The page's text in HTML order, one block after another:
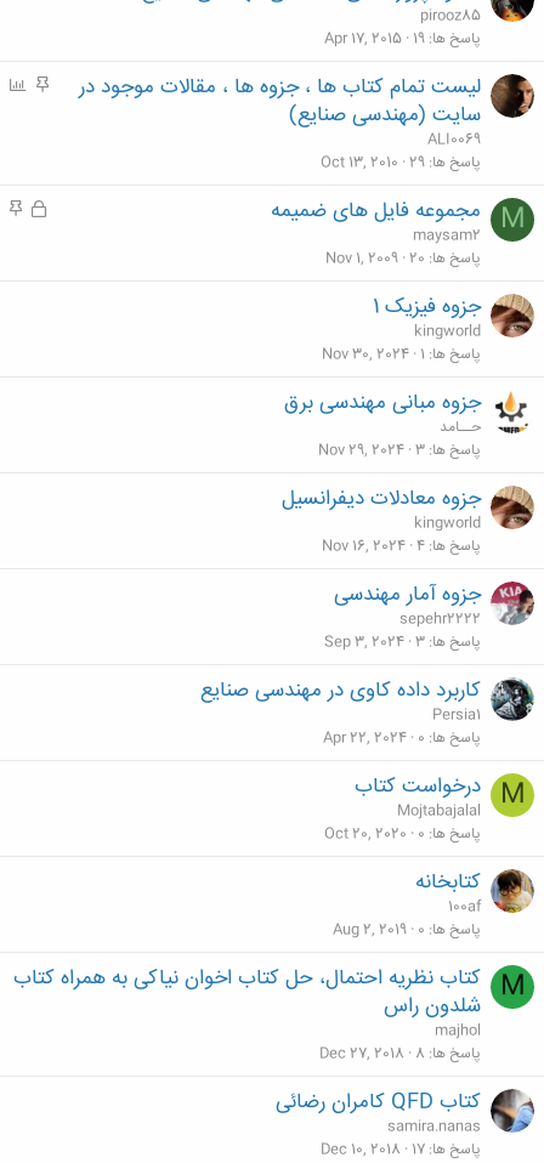
pirooz85
پاسخ ها 19
Apr 17, 2015
م
P
لیست تمام کتاب ها ، جزوه ها ، مقالات موجود در
سایت (مهندسی صنایع)
ALI0069
پاسخ ها 29
Oct 13, 2010
M
ق
م
مجموعه فایل های ضمیمه
maysam2
پاسخ ها 20
Nov 1, 2009
جزوه فیزیک 1
kingworld
پاسخ ها 1
Nov 30, 2024
جزوه مبانی مهندسی برق
حــامد
پاسخ ها 3
Nov 29, 2024
جزوه معادلات دیفرانسیل
kingworld
پاسخ ها 4
Nov 16, 2024
جزوه آمار مهندسی
sepehr2222
پاسخ ها 3
Sep 3, 2024
کاربرد داده کاوی در مهندسی صنایع
Persia1
پاسخ ها 0
Apr 22, 2024
M درخواست کتاب
Mojtabajalal
پاسخ ها 0
Oct 20, 2020
کتابخانه
100af
پاسخ ها 0
Aug 2, 2019
M
کتاب نظریه احتمال، حل کتاب اخوان نیاکی به همراه کتاب
شلدون راس
majhol
پاسخ ها 8
Dec 27, 2018
کتاب QFD کامران رضائی
samira.nanas
پاسخ ها 17
Dec 10, 2018